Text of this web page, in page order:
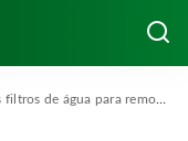
para remover ‘produtos químicos para sempre’